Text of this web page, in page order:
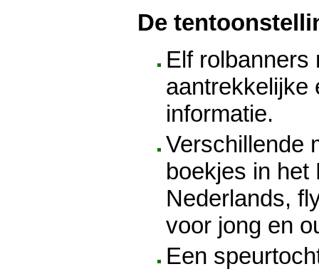
De
Elf rolbanners
aantrekkelijke
informatie.
Verschillende
boekjes in het
Nederlands,
voor jong en
Een